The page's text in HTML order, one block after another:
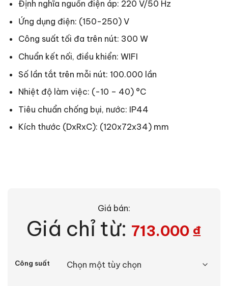
Định nghĩa nguồn điện áp: 220 V/50 Hz
Ứng dụng điện: (150-250) V
Công suất tối đa trên nút: 300 W
Chuẩn kết nối, điều khiển: WIFI
Số lần tắt trên mỗi nút: 100.000 lần
Nhiệt độ làm việc: (-10 – 40) °C
Tiêu chuẩn chống bụi, nước: IP44
Kích thước (DxRxC): (120x72x34) mm
Giá bán:
Giá chỉ từ: 713.000 ₫
Công suất